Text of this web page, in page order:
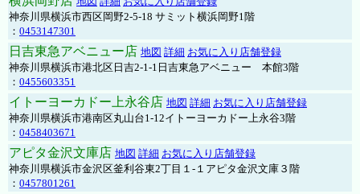
神奈川県横浜市西区岡野2-5-18 サミット横浜岡野1階
： 0453147301
日吉東急アベニュー店 地図 詳細 お気に入り店舗登録
神奈川県横浜市港北区日吉2-1-1日吉東急アベニュー 本館3階
： 0455603351
イトーヨーカドー上永谷店 地図 詳細 お気に入り店舗登録
神奈川県横浜市港南区丸山台1-12イトーヨーカドー上永谷3階
： 0458403671
アピタ金沢文庫店 地図 詳細 お気に入り店舗登録
神奈川県横浜市金沢区釜利谷東2丁目１-１アピタ金沢文庫３階
： 0457801261